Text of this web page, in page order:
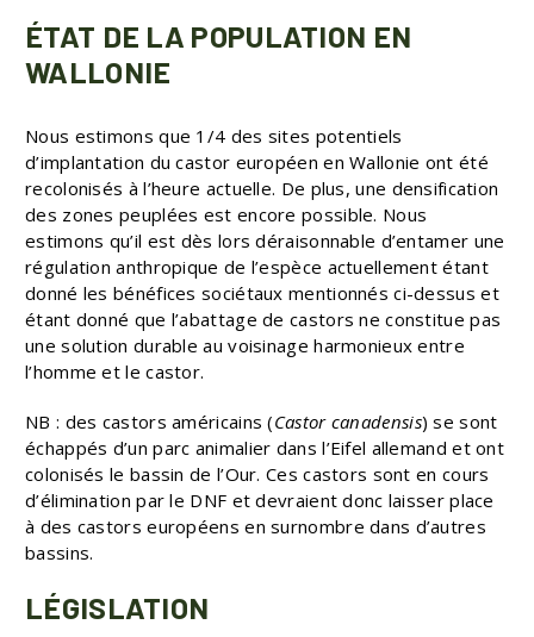
ÉTAT DE LA POPULATION EN
WALLONIE
Nous estimons que 1/4 des sites potentiels
d’implantation du castor européen en Wallonie ont été
recolonisés à l’heure actuelle. De plus, une densification
des zones peuplées est encore possible. Nous
estimons qu’il est dès lors déraisonnable d’entamer une
régulation anthropique de l’espèce actuellement étant
donné les bénéfices sociétaux mentionnés ci-dessus et
étant donné que l’abattage de castors ne constitue pas
une solution durable au voisinage harmonieux entre
l’homme et le castor.
NB : des castors américains (Castor canadensis) se sont
échappés d’un parc animalier dans l’Eifel allemand et ont
colonisés le bassin de l’Our. Ces castors sont en cours
d’élimination par le DNF et devraient donc laisser place
à des castors européens en surnombre dans d’autres
bassins.
LÉGISLATION